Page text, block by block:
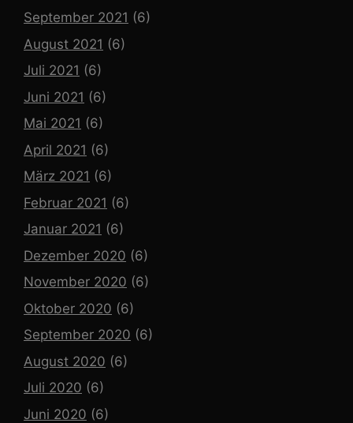
September 2021 (6)
August 2021 (6)
Juli 2021 (6)
Juni 2021 (6)
Mai 2021 (6)
April 2021 (6)
März 2021 (6)
Februar 2021 (6)
Januar 2021 (6)
Dezember 2020 (6)
November 2020 (6)
Oktober 2020 (6)
September 2020 (6)
August 2020 (6)
Juli 2020 (6)
Juni 2020 (6)